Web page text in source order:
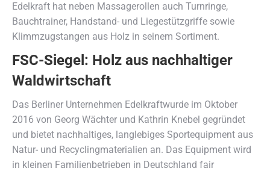
Edelkraft hat neben Massagerollen auch Turnringe,
Bauchtrainer, Handstand- und Liegestützgriffe sowie
Klimmzugstangen aus Holz in seinem Sortiment.
FSC-Siegel: Holz aus nachhaltiger
Waldwirtschaft
Das Berliner Unternehmen Edelkraftwurde im Oktober
2016 von Georg Wächter und Kathrin Knebel gegründet
und bietet nachhaltiges, langlebiges Sportequipment aus
Natur- und Recyclingmaterialien an. Das Equipment wird
in kleinen Familienbetrieben in Deutschland fair